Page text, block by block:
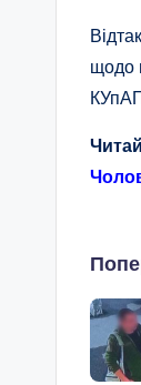
щодо
по